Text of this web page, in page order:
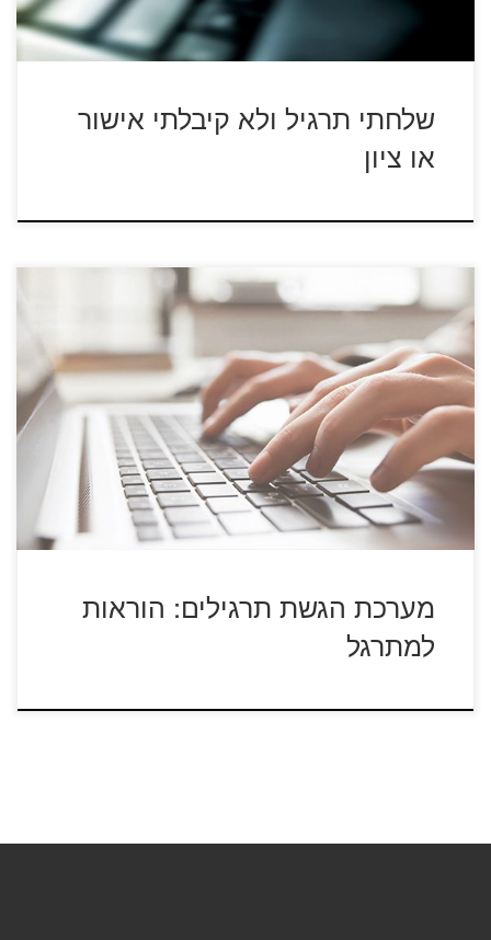
שלחתי תרגיל ולא קיבלתי אישור
או ציון
מערכת הגשת התרגילים מאפשרת הגשת תרגילים באמצעות
האינטרנט. כל תרגיל שניתן לשמור אותו […]
מערכת הגשת תרגילים: הוראות
למתרגל